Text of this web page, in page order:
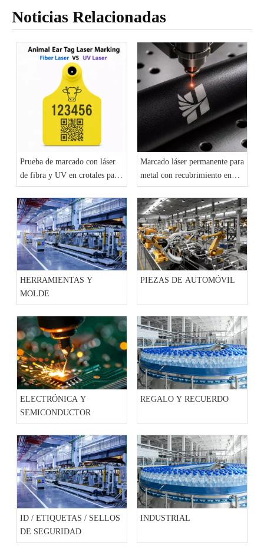
Noticias Relacionadas
Prueba de marcado con láser
de fibra y UV en crotales para
orejas de animales
Marcado láser permanente para
metal con recubrimiento en
polvo
HERRAMIENTAS Y
MOLDE
PIEZAS DE AUTOMÓVIL
ELECTRÓNICA Y
SEMICONDUCTOR
REGALO Y RECUERDO
ID / ETIQUETAS / SELLOS
DE SEGURIDAD
INDUSTRIAL